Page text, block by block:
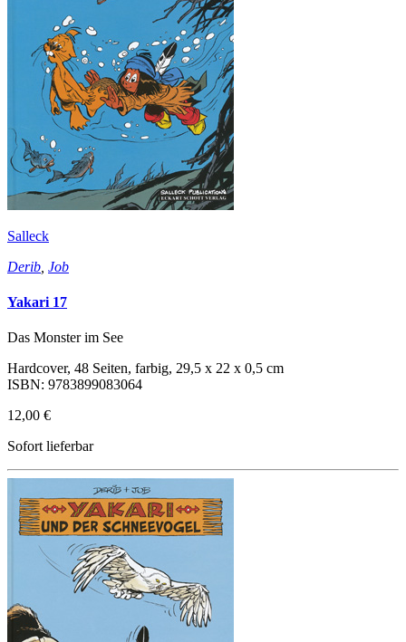
Salleck
Derib Job
Yakari 17
Das Monster im See
Hardcover, 48 Seiten, farbig, 29,5 x 22 x 0,5 cm
ISBN: 9783899083064
12,00 €
Sofort lieferbar